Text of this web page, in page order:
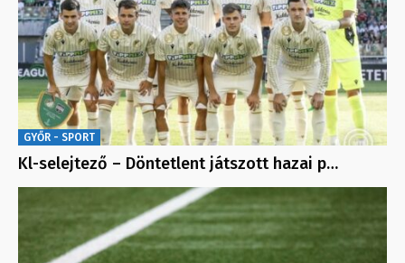
GYŐR - SPORT
Kl-selejtező – Döntetlent játszott hazai p…